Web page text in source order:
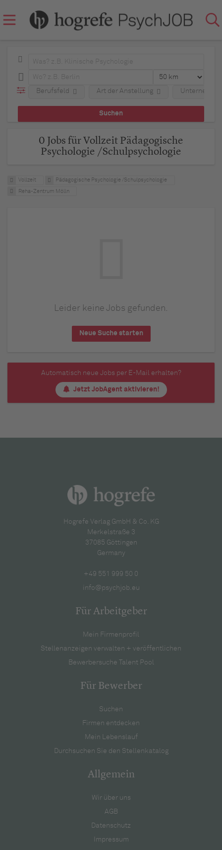
Berufsfeld Art der Anstellung
0 Jobs für Vollzeit Pädagogische
Psychologie /Schulpsychologie
Vollzeit Pädagogische Psychologie /Schulpsychologie
Reha-Zentrum Mölln
Leider keine Jobs gefunden.
Neue Suche starten
Automatisch neue Jobs per E-Mail erhalten?
Jetzt JobAgent aktivieren!
Hogrefe Verlag GmbH & Co. KG
Merkelstraße 3
37085 Göttingen
Germany
+49 551 999 50 0
info@psychjob.eu
Für Arbeitgeber
Mein Firmenprofil
Stellenanzeigen verwalten + veröffentlichen
Bewerbersuche Talent Pool
Für Bewerber
Suchen
Firmen entdecken
Mein Lebenslauf
Durchsuchen Sie den Stellenkatalog
Allgemein
Wir über uns
AGB
Datenschutz
Impressum